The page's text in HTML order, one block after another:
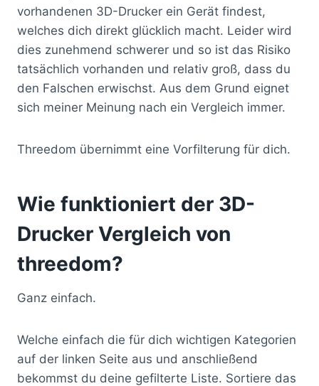
vorhandenen 3D-Drucker ein Gerät findest,
welches dich direkt glücklich macht. Leider wird
dies zunehmend schwerer und so ist das Risiko
tatsächlich vorhanden und relativ groß, dass du
den Falschen erwischst. Aus dem Grund eignet
sich meiner Meinung nach ein Vergleich immer.
Threedom übernimmt eine Vorfilterung für dich.
Wie funktioniert der 3D-
Drucker Vergleich von
threedom?
Ganz einfach.
Welche einfach die für dich wichtigen Kategorien
auf der linken Seite aus und anschließend
bekommst du deine gefilterte Liste. Sortiere das